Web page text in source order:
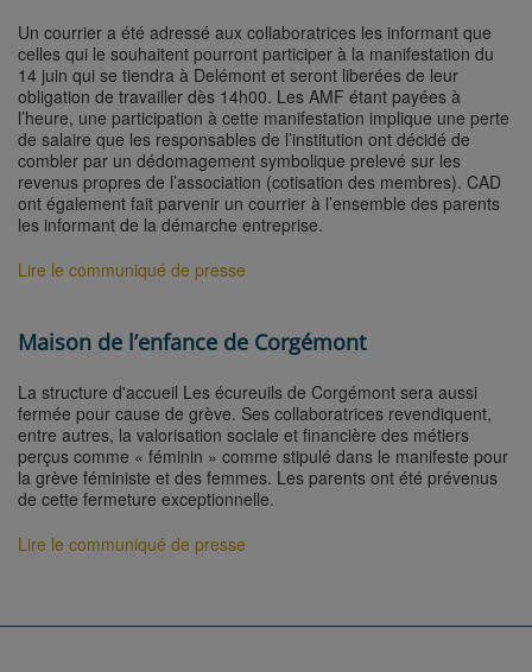
Un courrier a été adressé aux collaboratrices les informant que
celles qui le souhaitent pourront participer à la manifestation du
14 juin qui se tiendra à Delémont et seront liberées de leur
obligation de travailler dès 14h00. Les AMF étant payées à
l’heure, une participation à cette manifestation implique une perte
de salaire que les responsables de l’institution ont décidé de
combler par un dédomagement symbolique prelevé sur les
revenus propres de l’association (cotisation des membres). CAD
ont également fait parvenir un courrier à l’ensemble des parents
les informant de la démarche entreprise.
Lire le communiqué de presse
Maison de l’enfance de Corgémont
La structure d'accueil Les écureuils de Corgémont sera aussi
fermée pour cause de grève. Ses collaboratrices revendiquent,
entre autres, la valorisation sociale et financière des métiers
perçus comme « féminin » comme stipulé dans le manifeste pour
la grève féministe et des femmes. Les parents ont été prévenus
de cette fermeture exceptionnelle.
Lire le communiqué de presse